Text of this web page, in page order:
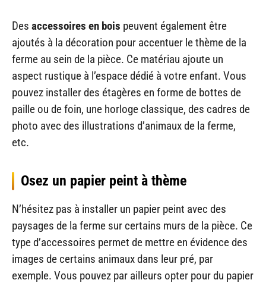
Des accessoires en bois peuvent également être
ajoutés à la décoration pour accentuer le thème de la
ferme au sein de la pièce. Ce matériau ajoute un
aspect rustique à l’espace dédié à votre enfant. Vous
pouvez installer des étagères en forme de bottes de
paille ou de foin, une horloge classique, des cadres de
photo avec des illustrations d’animaux de la ferme,
etc.
Osez un papier peint à thème
N’hésitez pas à installer un papier peint avec des
paysages de la ferme sur certains murs de la pièce. Ce
type d’accessoires permet de mettre en évidence des
images de certains animaux dans leur pré, par
exemple. Vous pouvez par ailleurs opter pour du papier